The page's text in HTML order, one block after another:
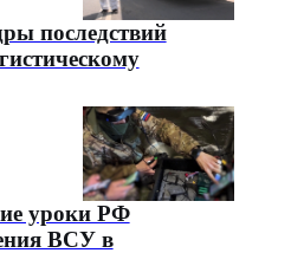
последствий
уроки РФ
ВСУ в